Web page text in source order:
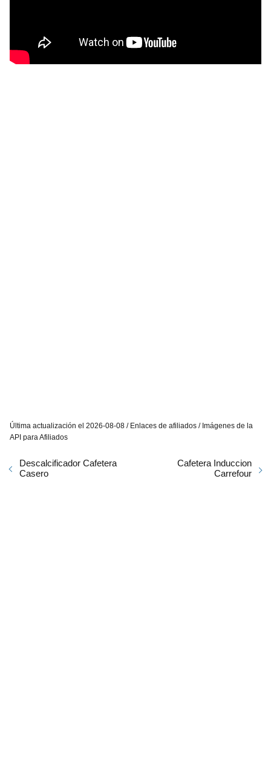
Última actualización el 2026-08-08 / Enlaces de afiliados / Imágenes de la
API para Afiliados
Descalcificador Cafetera
Casero
Cafetera Induccion
Carrefour